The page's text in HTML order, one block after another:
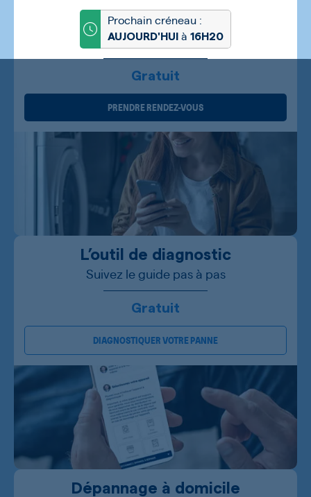
Prochain créneau :
AUJOURD'HUI à 16H20
Gratuit
PRENDRE RENDEZ-VOUS
L’outil de diagnostic
Suivez le guide pas à pas
Gratuit
DIAGNOSTIQUER VOTRE PANNE
Dépannage à domicile